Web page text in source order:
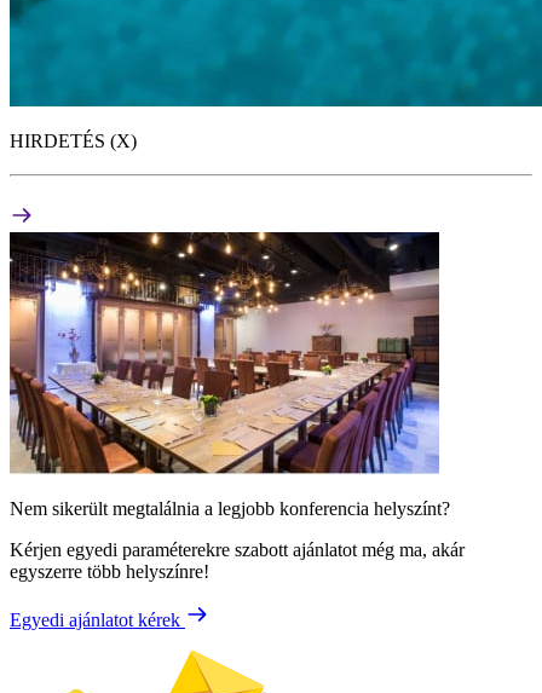
HIRDETÉS (X)
Nem sikerült megtalálnia a legjobb konferencia helyszínt?
Kérjen egyedi paraméterekre szabott ajánlatot még ma, akár
egyszerre több helyszínre!
Egyedi ajánlatot kérek